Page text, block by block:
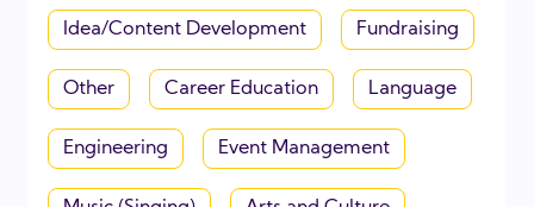
Idea/Content Development Fundraising
Other Career Education Language
Engineering Event Management